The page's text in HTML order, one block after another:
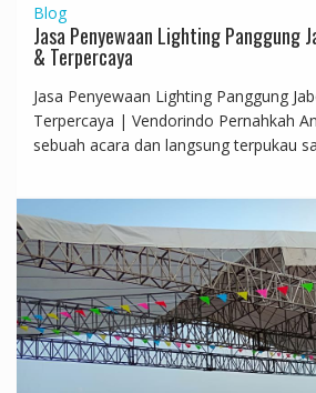
Blog
Jasa Penyewaan Lighting Panggung
& Terpercaya
Jasa Penyewaan Lighting Panggung
Terpercaya | Vendorindo Pernahkah
sebuah acara dan langsung terpukau